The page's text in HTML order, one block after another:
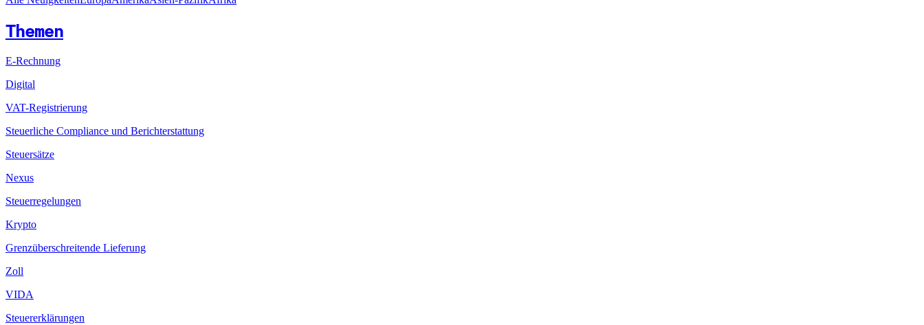
Themen
E-Rechnung
Digital
VAT-Registrierung
Steuerliche Compliance und Berichterstattung
Steuersätze
Nexus
Steuerregelungen
Krypto
Grenzüberschreitende Lieferung
Zoll
VIDA
Steuererklärungen